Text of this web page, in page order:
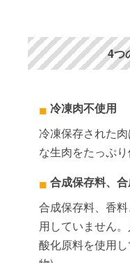
4つ
冷凍肉不使用
冷凍保存された
な生肉をたっぷり
合成保存料、
合成保存料、香
用していません
酸化原料を使用